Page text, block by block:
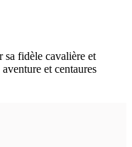
sa fidèle cavalière et
et centaures